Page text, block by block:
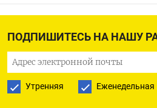
ПОДПИШИТЕСЬ НА НАШУ
Утренняя Еженедельная
Нефть
отступать на
осторожных
ставках